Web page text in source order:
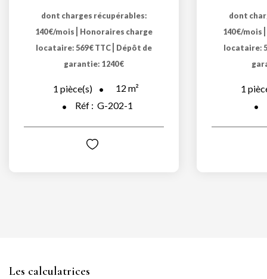
dont charges récupérables:
140 €/mois | Honoraires charge
locataire: 569 € TTC| Dépôt de
garantie: 1 240 €
1 pièce(s) 12 m²
Réf : G-202-1
dont
140 €/mois |
locataire:
1
Les calculatrices